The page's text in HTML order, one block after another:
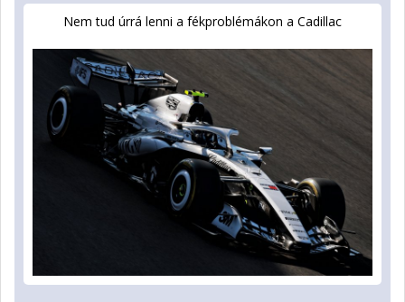
Nem tud úrrá lenni a fékproblémákon a Cadillac